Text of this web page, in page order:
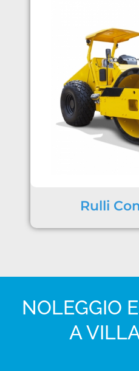
Rulli
NOLEGGIO
A